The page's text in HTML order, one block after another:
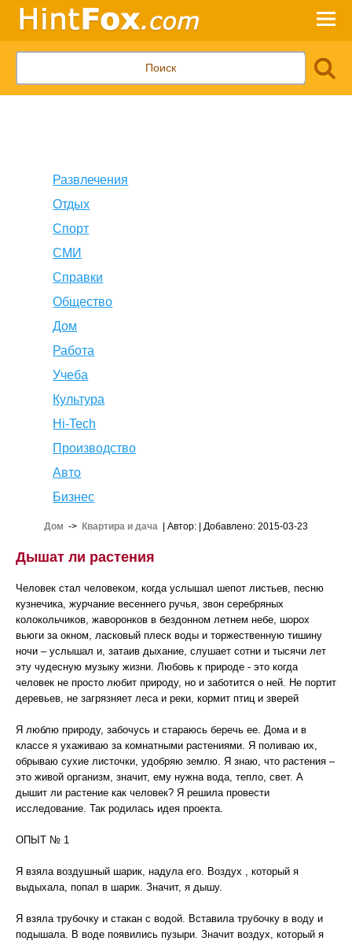
Развлечения
Отдых
Спорт
СМИ
Справки
Общество
Дом
Работа
Учеба
Культура
Hi-Tech
Производство
Авто
Бизнес
Дом -> Квартира и дача | Автор: | Добавлено: 2015-03-23
Дышат ли растения
Человек стал человеком, когда услышал шепот листьев, песню
кузнечика, журчание весеннего ручья, звон серебряных
колокольчиков, жаворонков в бездонном летнем небе, шорох
вьюги за окном, ласковый плеск воды и торжественную тишину
ночи – услышал и, затаив дыхание, слушает сотни и тысячи лет
эту чудесную музыку жизни. Любовь к природе - это когда
человек не просто любит природу, но и заботится о ней. Не портит
деревьев, не загрязняет леса и реки, кормит птиц и зверей
Я люблю природу, забочусь и стараюсь беречь ее. Дома и в
классе я ухаживаю за комнатными растениями. Я поливаю их,
обрываю сухие листочки, удобряю землю. Я знаю, что растения –
это живой организм, значит, ему нужна вода, тепло, свет. А
дышит ли растение как человек? Я решила провести
исследование. Так родилась идея проекта.
ОПЫТ № 1
Я взяла воздушный шарик, надула его. Воздух , который я
выдыхала, попал в шарик. Значит, я дышу.
Я взяла трубочку и стакан с водой. Вставила трубочку в воду и
подышала. В воде появились пузыри. Значит воздух, который я